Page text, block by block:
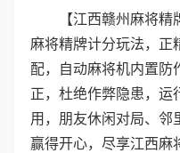
【江西赣州麻将
麻将精牌计分玩法，正
配，自动麻将机内置防
正，杜绝作弊隐患，运
用，朋友休闲对局、邻
赢得开心，尽享江西麻